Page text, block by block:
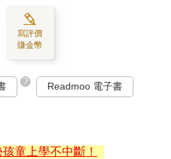
寫評價
賺金幣
? Readmoo 電子書
童上學不中斷！